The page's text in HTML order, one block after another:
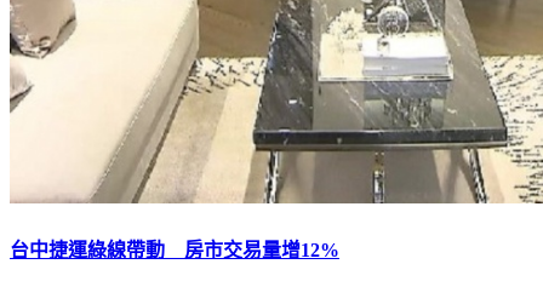
台中捷運綠線帶動 房市交易量增12%